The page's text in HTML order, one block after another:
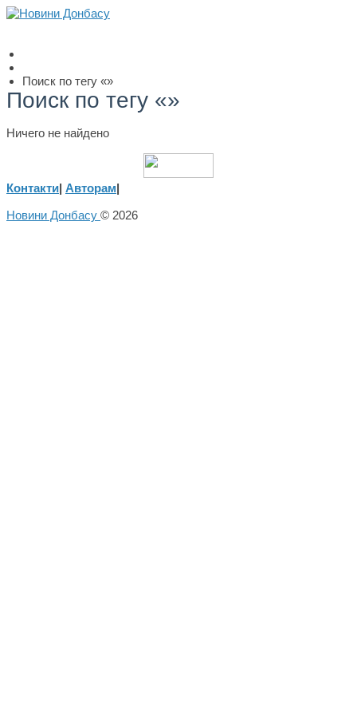
Поиск по тегу «»
Поиск по тегу «»
Ничего не найдено
Контакти| Авторам|
Новини Донбасу © 2026